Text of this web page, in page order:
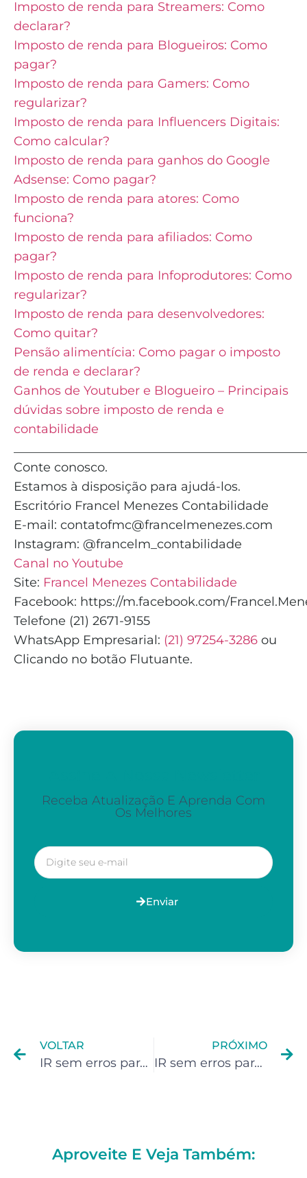
Imposto de renda para Streamers: Como
declarar?
Imposto de renda para Blogueiros: Como
pagar?
Imposto de renda para Gamers: Como
regularizar?
Imposto de renda para Influencers Digitais:
Como calcular?
Imposto de renda para ganhos do Google
Adsense: Como pagar?
Imposto de renda para atores: Como
funciona?
Imposto de renda para afiliados: Como
pagar?
Imposto de renda para Infoprodutores: Como
regularizar?
Imposto de renda para desenvolvedores:
Como quitar?
Pensão alimentícia: Como pagar o imposto
de renda e declarar?
Ganhos de Youtuber e Blogueiro – Principais
dúvidas sobre imposto de renda e
contabilidade
Conte conosco.
Estamos à disposição para ajudá-los.
Escritório Francel Menezes Contabilidade
E-mail: contatofmc@francelmenezes.com
Instagram: @francelm_contabilidade
Canal no Youtube
Site: Francel Menezes Contabilidade
Facebook: https://m.facebook.com/
Telefone (21) 2671-9155
WhatsApp Empresarial: (21) 97254-3286 ou
Clicando no botão Flutuante.
Receba Atualização E Aprenda Com
Os Melhores
Enviar
VOLTAR
IR sem erros para Streamers
PRÓXIMO
IR sem erros para Infoprodutores
Aproveite E Veja Também: